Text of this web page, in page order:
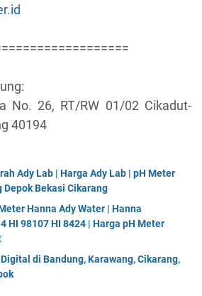
No. 26, RT/RW 01/02 Cikadut-
40194
Ady Lab | Harga Ady Lab | pH Meter
Depok Bekasi Cikarang
Hanna Ady Water | Hanna
HI 98107 HI 8424 | Harga pH Meter
di Bandung, Karawang, Cikarang,